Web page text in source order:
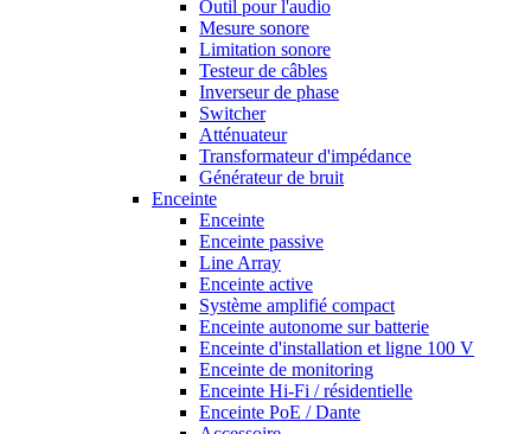
Outil pour l'audio
Mesure sonore
Limitation sonore
Testeur de câbles
Inverseur de phase
Switcher
Atténuateur
Transformateur d'impédance
Générateur de bruit
Enceinte
Enceinte
Enceinte passive
Line Array
Enceinte active
Système amplifié compact
Enceinte autonome sur batterie
Enceinte d'installation et ligne 100 V
Enceinte de monitoring
Enceinte Hi-Fi / résidentielle
Enceinte PoE / Dante